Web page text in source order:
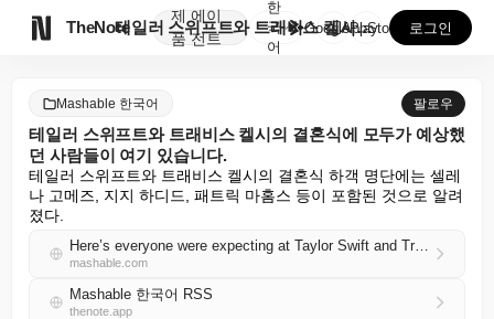
TheNote
제
품
에이
전트
테일러 스위프트와 트래비스 켈시의 결혼식에 모두가 예상...
한
국
어
GooglePlay
AppStore 로그인
Mashable 한국어 팔로우
테일러 스위프트와 트래비스 켈시의 결혼식에 모두가 예상했
던 사람들이 여기 있습니다.
테일러 스위프트와 트래비스 켈시의 결혼식 하객 명단에는 셀레
나 고메즈, 지지 하디드, 패트릭 마홈스 등이 포함된 것으로 알려
졌다.
Here’s everyone were expecting at Taylor Swift and Travis Kelce’s wedding
mashable.com
Mashable 한국어 RSS
thenote.app